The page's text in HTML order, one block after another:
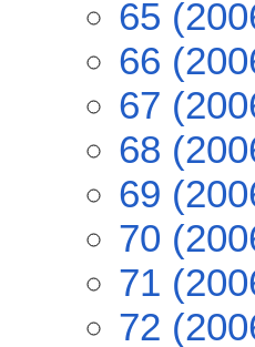
65
66
67
68
69
70
71
72